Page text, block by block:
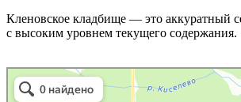
Кленовское кладбище — это аккуратный
с высоким уровнем текущего содержания.
Кленово кладбище
Кладбище в Москве
Ритуальные услуги в Москве